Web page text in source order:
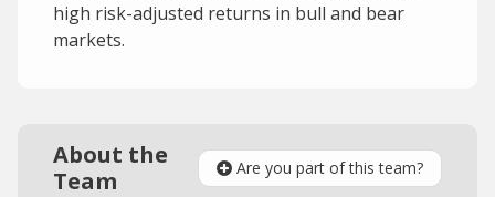
high risk-adjusted returns in bull and bear
markets.
About the
Team
Are you part of this team?